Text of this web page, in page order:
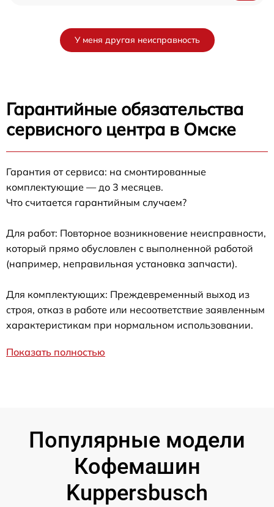
У меня другая неисправность
Гарантийные обязательства
сервисного центра в Омске
Гарантия от сервиса: на смонтированные
комплектующие — до 3 месяцев.
Что считается гарантийным случаем?
Для работ: Повторное возникновение неисправности,
который прямо обусловлен с выполненной работой
(например, неправильная установка запчасти).
Для комплектующих: Преждевременный выход из
строя, отказ в работе или несоответствие заявленным
характеристикам при нормальном использовании.
Показать полностью
Популярные модели
Кофемашин
Kuppersbusch